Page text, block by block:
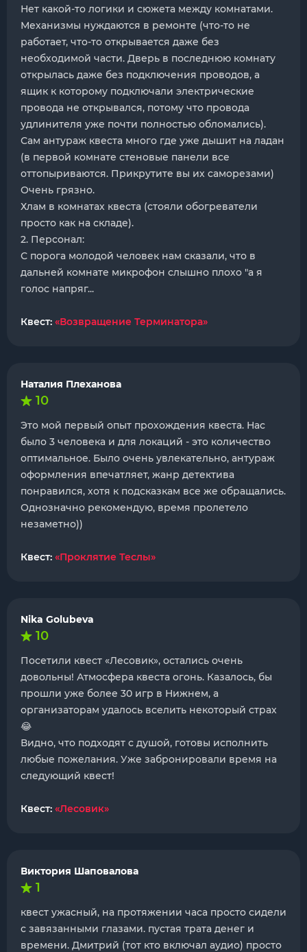
Нет какой-то логики и сюжета между комнатами.
Механизмы нуждаются в ремонте (что-то не
работает, что-то открывается даже без
необходимой части. Дверь в последнюю комнату
открылась даже без подключения проводов, а
ящик к которому подключали электрические
провода не открывался, потому что провода
удлинителя уже почти полностью обломались).
Сам антураж квеста много где уже дышит на ладан
(в первой комнате стеновые панели все
оттопыриваются. Прикрутите вы их саморезами)
Очень грязно.
Хлам в комнатах квеста (стояли обогреватели
просто как на складе).
2. Персонал:
С порога молодой человек нам сказали, что в
дальней комнате микрофон слышно плохо "а я
голос напряг...
Квест: «Возвращение Терминатора»
Наталия Плеханова
10
Это мой первый опыт прохождения квеста. Нас
было 3 человека и для локаций - это количество
оптимальное. Было очень увлекательно, антураж
оформления впечатляет, жанр детектива
понравился, хотя к подсказкам все же обращались.
Однозначно рекомендую, время пролетело
незаметно))
Квест: «Проклятие Теслы»
Nika Golubeva
10
Посетили квест «Лесовик», остались очень
довольны! Атмосфера квеста огонь. Казалось, бы
прошли уже более 30 игр в Нижнем, а
организаторам удалось вселить некоторый страх
😂
Видно, что подходят с душой, готовы исполнить
любые пожелания. Уже забронировали время на
следующий квест!
Квест: «Лесовик»
Виктория Шаповалова
1
квест ужасный, на протяжении часа просто сидели
с завязанными глазами. пустая трата денег и
времени. Дмитрий (тот кто включал аудио) просто